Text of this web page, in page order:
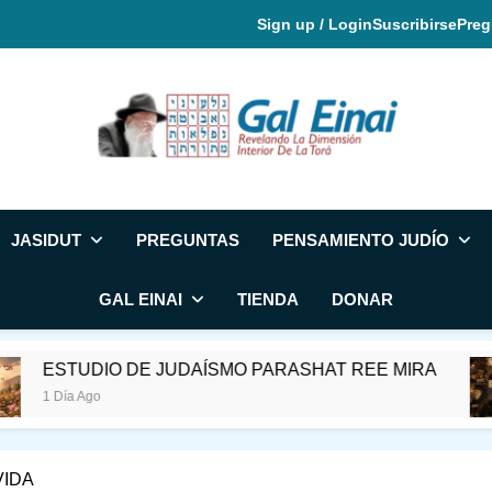
Sign up / LoginSuscribirse
Gal Einai En
JASIDUT PREGUNTAS PENSAMIENTO JUDÍO
GAL EINAI TIENDA DONAR
DE JUDAÍSMO PARASHAT REE MIRA
2